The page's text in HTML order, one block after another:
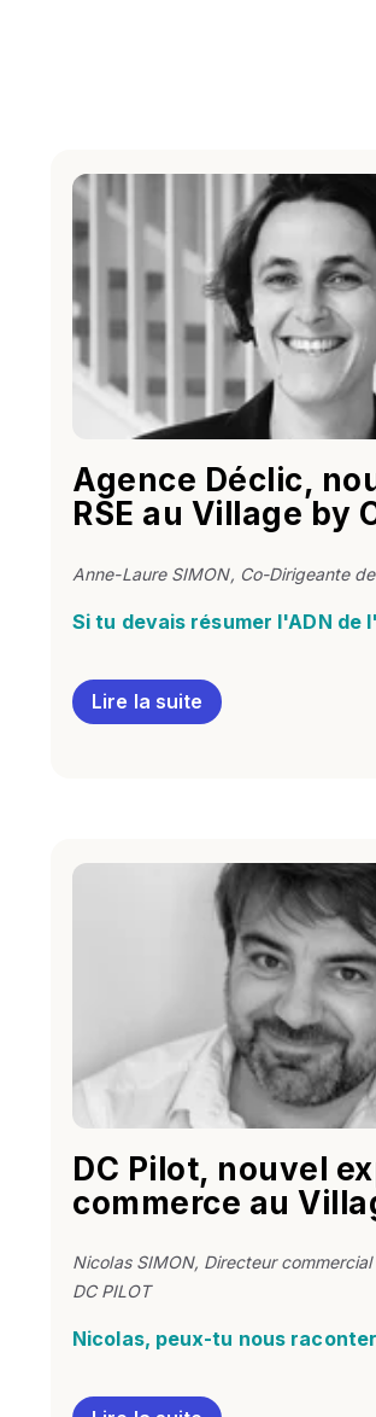
Agence Déclic,
RSE au Village by
Anne-Laure SIMON, Co-Dirigeante
Si tu devais résumer l'ADN de
Lire la suite
DC Pilot, nouvel
commerce au
Nicolas SIMON, Directeur
DC PILOT
Nicolas, peux-tu nous